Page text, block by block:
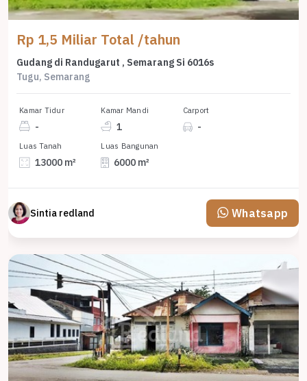
Rp 1,5 Miliar Total /tahun
Gudang di Randugarut , Semarang Si 6016s
Tugu, Semarang
Kamar Tidur
-
Kamar Mandi
1
Carport
-
Luas Tanah
13000 m²
Luas Bangunan
6000 m²
Sintia redland Whatsapp